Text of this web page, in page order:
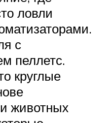
ловли
с
пеллетс.
круглые
животных